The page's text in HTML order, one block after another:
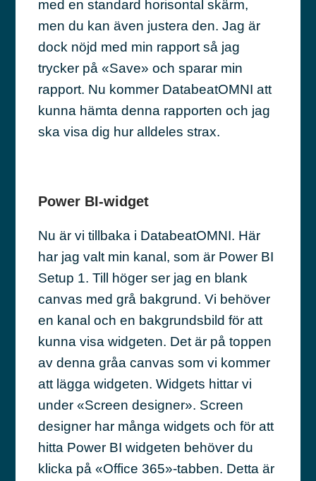
med en standard horisontal skärm,
men du kan även justera den. Jag är
dock nöjd med min rapport så jag
trycker på «Save» och sparar min
rapport. Nu kommer DatabeatOMNI att
kunna hämta denna rapporten och jag
ska visa dig hur alldeles strax.
Power BI-widget
Nu är vi tillbaka i DatabeatOMNI. Här
har jag valt min kanal, som är Power BI
Setup 1. Till höger ser jag en blank
canvas med grå bakgrund. Vi behöver
en kanal och en bakgrundsbild för att
kunna visa widgeten. Det är på toppen
av denna gråa canvas som vi kommer
att lägga widgeten. Widgets hittar vi
under «Screen designer». Screen
designer har många widgets och för att
hitta Power BI widgeten behöver du
klicka på «Office 365»-tabben. Detta är